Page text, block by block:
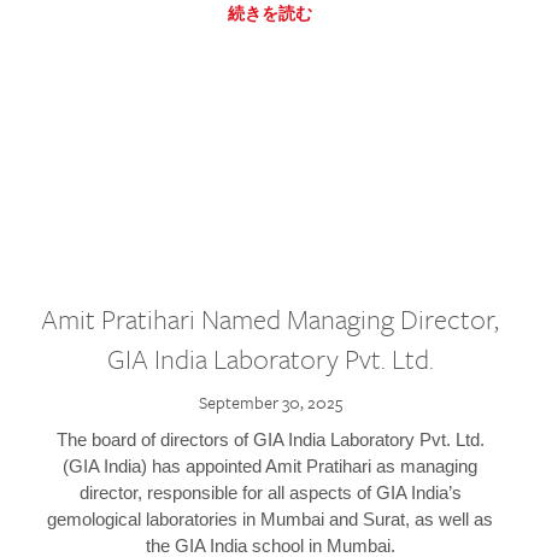
続きを読む
Amit Pratihari Named Managing Director,
GIA India Laboratory Pvt. Ltd.
September 30, 2025
The board of directors of GIA India Laboratory Pvt. Ltd.
(GIA India) has appointed Amit Pratihari as managing
director, responsible for all aspects of GIA India’s
gemological laboratories in Mumbai and Surat, as well as
the GIA India school in Mumbai.